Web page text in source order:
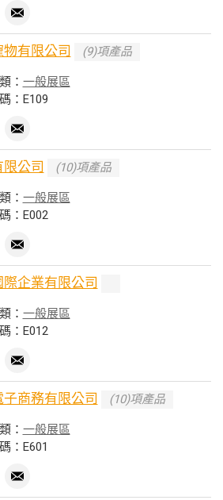
有限公司 (9)項產品
： 一般展區
：E109
限公司 (10)項產品
： 一般展區
：E002
際企業有限公司
： 一般展區
：E012
子商務有限公司 (10)項產品
： 一般展區
：E601